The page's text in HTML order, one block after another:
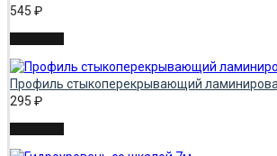
545 ₽
Профиль стыкоперекрывающий
295 ₽